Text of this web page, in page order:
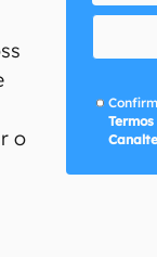
o